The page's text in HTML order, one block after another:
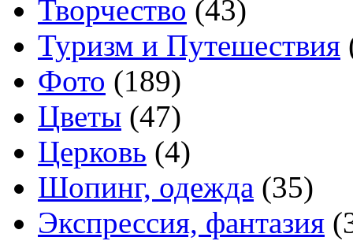
Творчество (43)
Туризм и Путешествия
Фото (189)
Цветы (47)
Церковь (4)
Шопинг, одежда (35)
Экспрессия, фантазия